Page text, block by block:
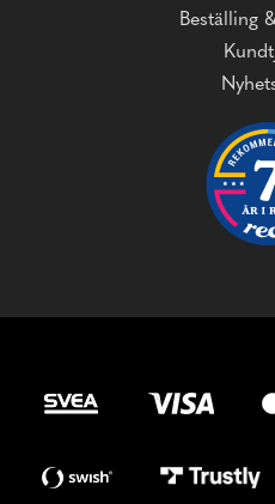
Beställing